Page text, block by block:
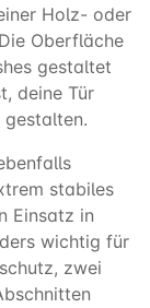
Holz- oder
Oberfläche
gestaltet
deine Tür
gestalten.
stabiles
Einsatz in
wichtig für
zwei